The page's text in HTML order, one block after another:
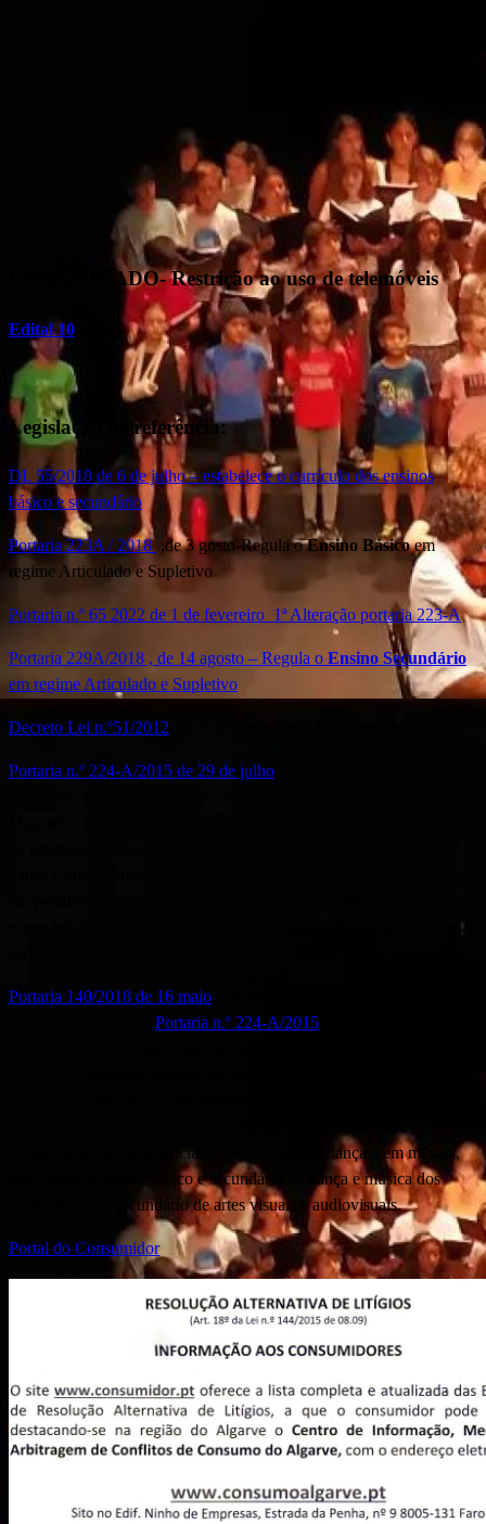
COMUNICADO- Restrição ao uso de telemóveis
Edital 10
Legislação de referência:
DL 55/2018 de 6 de julho – estabelece o currículo dos ensinos
básico e secundário
Portaria 223A / 2018 ,de 3 gosto-Regula oEnsino Básicoem
regime Articulado e Supletivo
Portaria n.º 65 2022 de 1 de fevereiro_1ª Alteração portaria 223-A
Portaria 229A/2018 , de 14 agosto – Regula o Ensino Secundário
em regime Articulado e Supletivo
Decreto Lei n.º51/2012
Portaria n.º 224-A/2015 de 29 de julho
níveis básico e secundário de música e dança e dos cursos de nível
Portaria 140/2018 de 16 maio
Portaria n.º 224-A/2015
cooperativo para frequência das iniciações em dança e em música,
dos cursos de níveis básico e secundário de dança e música dos
cursos de nível secundário de artes visuais e audiovisuais.
Portal do Consumidor